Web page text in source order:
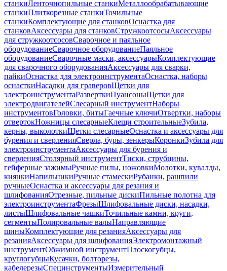
станкиЛенточнопильные станкиМеталлообрабатывающие
станкиПлиткорезные станкиТочильные
станкиКомплектующие для станковОснастка для
станковАксессуары для станковСтружкоотсосыАксессуары
для стружкоотсосовСварочное и паяльное
оборудованиеСварочное оборудованиеПаяльное
оборудованиеСварочные маски, аксессуарыКомплектующие
для сварочного оборудованияАксессуары для сварки,
пайкиОснастка для электроинструментаОснастка, наборы
оснасткиНасадки для граверовЩетки для
электроинструментаРазверткиПуансоныЩетки для
электродвигателейСлесарный инструментНаборы
инструментовГоловки, битыГаечные ключиОтвертки, наборы
отвертокНожницы слесарныеКлещи строительныеЗубила,
керны, выколоткиЩетки слесарныеОснастка и аксессуары для
бурения и сверленияСверла, буры, зенкерыКоронкиЗубила для
электроинструментаАксессуары для бурения и
сверленияСтолярный инструментТиски, струбцины,
гейферные зажимыРучные пилы, ножовкиМолотки, кувалды,
киянкиНапильникиРучные стамескиРубанки, рашпили
ручныеОснастка и аксессуары для резания и
шлифованияОтрезные, пильные дискиПильные полотна для
электроинструментаФрезыШлифовальные диски, насадки,
листыШлифовальные чашкиТочильные камни, круги,
сегментыПолировальные валыНаправляющие
шиныКомплектующие для резанияАксессуары для
резанияАксессуары для шлифованияЭлектромонтажный
инструментОбжимной инструментПлоскогубцы,
круглогубцыКусачки, болторезы,
кабелерезыСпецинструментыИзмерительный